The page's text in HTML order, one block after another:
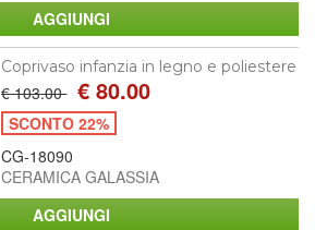
Coprivaso infanzia in legno e poliestere
€ 103.00 € 80.00
SCONTO 22%
CG-18090
CERAMICA GALASSIA